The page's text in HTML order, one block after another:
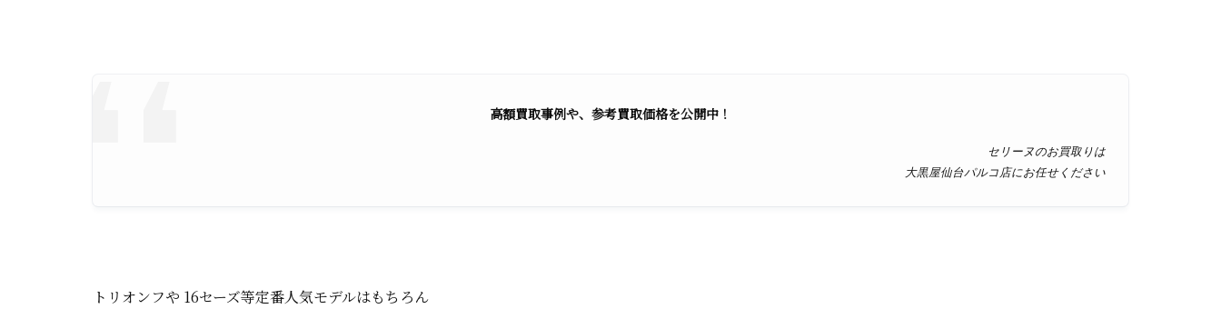
高額買取事例や、参考買取価格を公開中！
セリーヌのお買取りは
大黒屋仙台パルコ店にお任せください
トリオンフや 16セーズ等定番人気モデルはもちろん